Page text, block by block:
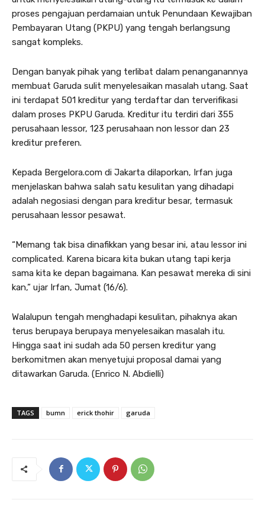
proses pengajuan perdamaian untuk Penundaan Kewajiban
Pembayaran Utang (PKPU) yang tengah berlangsung
sangat kompleks.
Dengan banyak pihak yang terlibat dalam penanganannya
membuat Garuda sulit menyelesaikan masalah utang. Saat
ini terdapat 501 kreditur yang terdaftar dan terverifikasi
dalam proses PKPU Garuda. Kreditur itu terdiri dari 355
perusahaan lessor, 123 perusahaan non lessor dan 23
kreditur preferen.
Kepada Bergelora.com di Jakarta dilaporkan, Irfan juga
menjelaskan bahwa salah satu kesulitan yang dihadapi
adalah negosiasi dengan para kreditur besar, termasuk
perusahaan lessor pesawat.
“Memang tak bisa dinafikkan yang besar ini, atau lessor ini
complicated. Karena bicara kita bukan utang tapi kerja
sama kita ke depan bagaimana. Kan pesawat mereka di sini
kan,” ujar Irfan, Jumat (16/6).
Walalupun tengah menghadapi kesulitan, pihaknya akan
terus berupaya berupaya menyelesaikan masalah itu.
Hingga saat ini sudah ada 50 persen kreditur yang
berkomitmen akan menyetujui proposal damai yang
ditawarkan Garuda. (Enrico N. Abdielli)
TAGS bumn erick thohir garuda